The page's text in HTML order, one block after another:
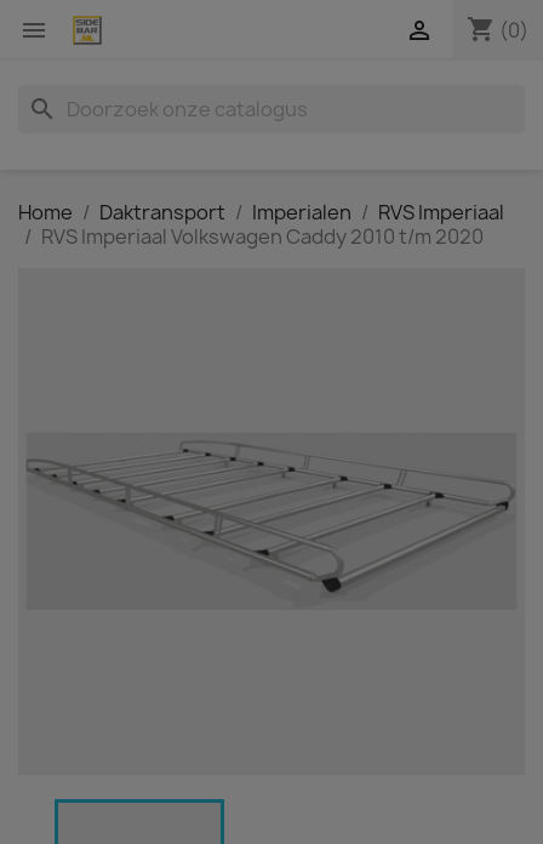
 shopping_cart (0)

search
Home Daktransport Imperialen
RVS Imperiaal
RVS Imperiaal Volkswagen Caddy 2010 t/m 2020